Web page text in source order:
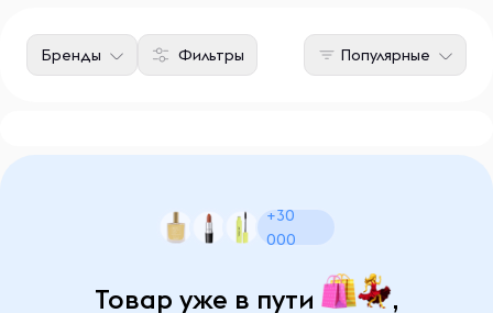
Фильтры
Бренды Популярные
+30
000
Товар уже в пути
,